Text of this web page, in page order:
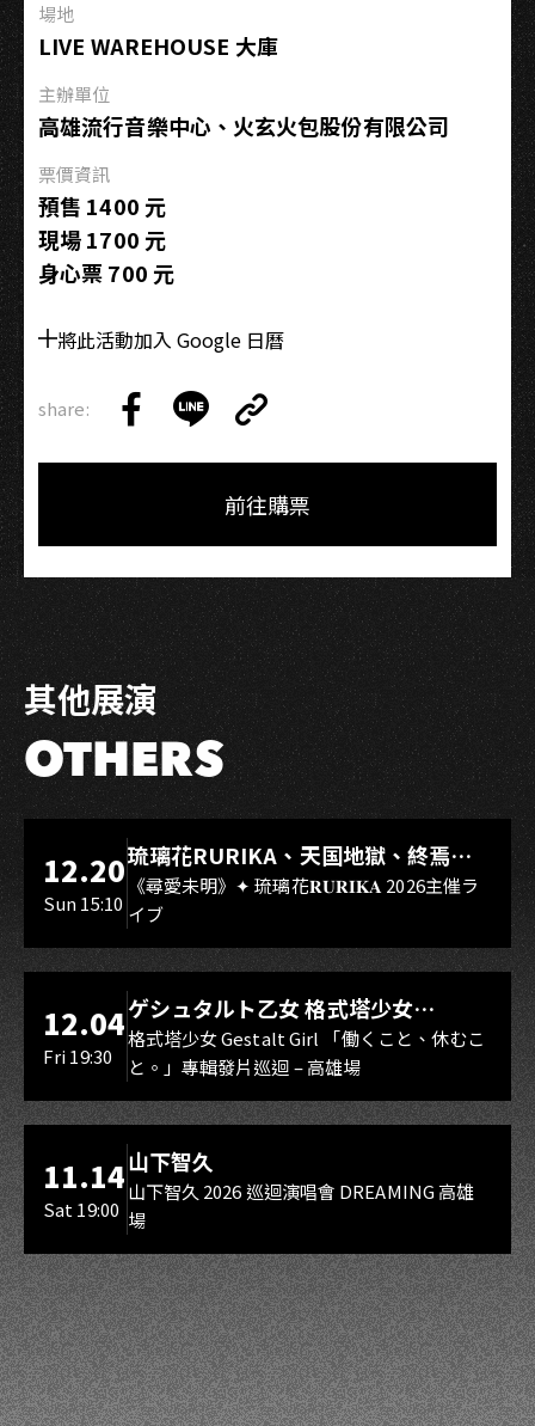
の
奇
跡
」
CANDY☆STAR
15th
Anniversary
Live
場地
LIVE WAREHOUSE 大庫
主辦單位
高雄流行音樂中心、火玄火包股份有限公司
票價資訊
預售 1400 元
現場 1700 元
身心票 700 元
將此活動加入 Google 日曆
share:
on
on
Link
Copy
前往購票
其他展演
OTHERS
LIVE WAREHOUSE 小庫
12.20
Sun 15:10
琉璃花RURIKA、天国地獄、終焉
Rebirth、DUALIA、無我夢中、花奏
スマイル（O.A.）
《尋愛未明》✦ 琉璃花𝐑𝐔𝐑𝐈𝐊𝐀 2026主催ラ
イブ
LIVE WAREHOUSE 小庫
12.04
Fri 19:30
ゲシュタルト乙女 格式塔少女
Gestalt Girl
格式塔少女 Gestalt Girl 「働くこと、休むこ
と。」專輯發片巡迴 – 高雄場
11.14
Sat 19:00
山下智久
山下智久 2026 巡迴演唱會 DREAMING 高雄
場